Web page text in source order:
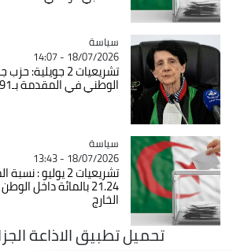
Catégorie
سياسة
18/07/2026 - 14:07
تشريعيات 2 جويلية:
الوطني في المقدمة بـ91 مقعدا
Catégorie
سياسة
18/07/2026 - 13:43
تشريعيات 2 يوليو :
الخارج
تحميل تطبيق الاذاعة